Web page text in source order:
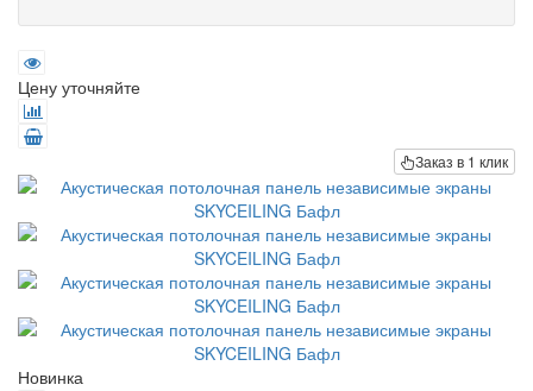
Цену уточняйте
Заказ в 1 клик
Новинка